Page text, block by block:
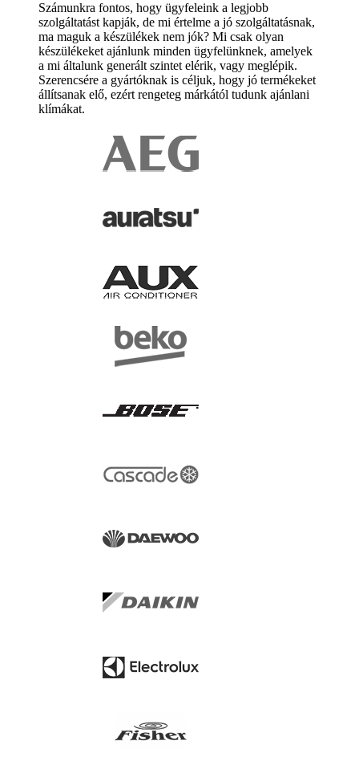
Számunkra fontos, hogy ügyfeleink a legjobb
szolgáltatást kapják, de mi értelme a jó szolgáltatásnak,
ma maguk a készülékek nem jók? Mi csak olyan
készülékeket ajánlunk minden ügyfelünknek, amelyek
a mi általunk generált szintet elérik, vagy meglépik.
Szerencsére a gyártóknak is céljuk, hogy jó termékeket
állítsanak elő, ezért rengeteg márkától tudunk ajánlani
klímákat.